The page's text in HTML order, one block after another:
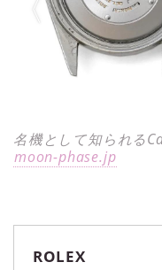
名機として知られる
moon-phase.jp
ROLEX